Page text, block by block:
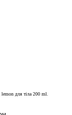
для тіла 200 ml.